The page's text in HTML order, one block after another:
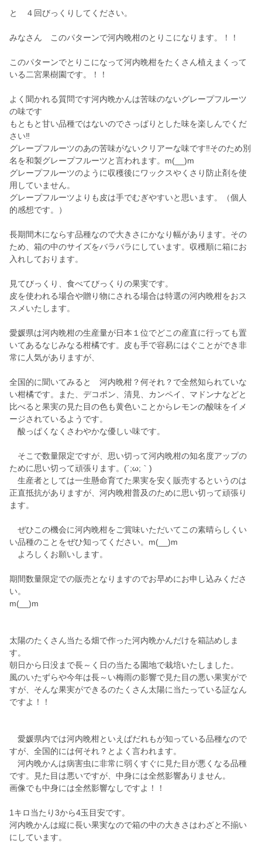
と ４回びっくりしてください。
みなさん このパターンで河内晩柑のとりこになります。！！
このパターンでとりこになって河内晩柑をたくさん植えまくって
いる二宮果樹園です。！！
よく聞かれる質問です河内晩かんは苦味のないグレープフルーツ
の味です
もともと甘い品種ではないのでさっぱりとした味を楽しんでくだ
さい‼️
グレープフルーツのあの苦味がないクリアーな味です‼️そのため別
名を和製グレープフルーツと言われます。m(__)m
グレープフルーツのように収穫後にワックスやくさり防止剤を使
用していません。
グレープフルーツよりも皮は手でむぎやすいと思います。（個人
的感想です。）
長期間木にならす品種なので大きさにかなり幅があります。その
ため、箱の中のサイズをバラバラにしています。収穫順に箱にお
入れしております。
見てびっくり、食べてびっくりの果実です。
皮を使われる場合や贈り物にされる場合は特選の河内晩柑をおス
スメいたします。
愛媛県は河内晩柑の生産量が日本１位でどこの産直に行っても置
いてあるなじみなる柑橘です。皮も手で容易にはぐことができ非
常に人気がありますが、
全国的に聞いてみると 河内晩柑？何それ？で全然知られていな
い柑橘です。また、デコポン、清見、カンペイ、マドンナなどと
比べると果実の見た目の色も黄色いことからレモンの酸味をイメ
ージされているようです。
酸っぱくなくさわやかな優しい味です。
そこで数量限定ですが、思い切って河内晩柑の知名度アップの
ために思い切って頑張ります。(´;ω;｀)
生産者としては一生懸命育てた果実を安く販売するというのは
正直抵抗がありますが、河内晩柑普及のために思い切って頑張り
ます。
ぜひこの機会に河内晩柑をご賞味いただいてこの素晴らしくい
い品種のことをぜひ知ってください。m(__)m
よろしくお願いします。
期間数量限定での販売となりますのでお早めにお申し込みくださ
い。
m(__)m
太陽のたくさん当たる畑で作った河内晩かんだけを箱詰めしま
す。
朝日から日没まで長～く日の当たる園地で栽培いたしました。
風のいたずらや今年は長～い梅雨の影響で見た目の悪い果実がで
すが、そんな果実ができるのたくさん太陽に当たっている証なん
ですよ！！
愛媛県内では河内晩柑といえばだれもが知っている品種なので
すが、全国的には何それ？とよく言われます。
河内晩かんは病害虫に非常に弱くすぐに見た目が悪くなる品種
です。見た目は悪いですが、中身には全然影響ありません。
画像でも中身には全然影響なしですよ！！
1キロ当たり3から4玉目安です。
河内晩かんは縦に長い果実なので箱の中の大きさはわざと不揃い
にしています。